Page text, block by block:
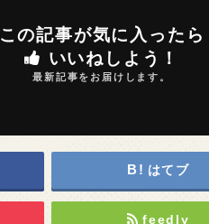
この記事が気に入ったら
いいねしよう！
最新記事をお届けします。
はてブ
feedly